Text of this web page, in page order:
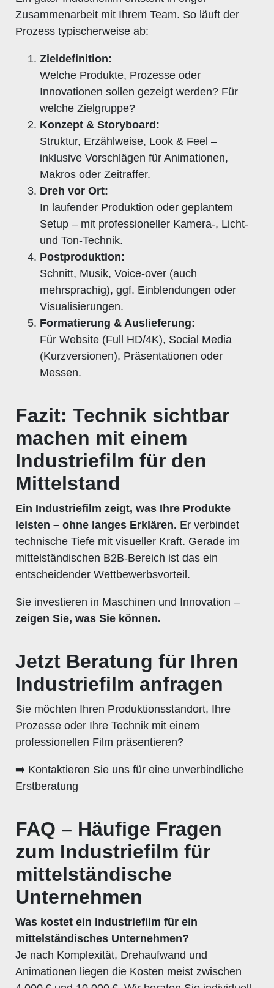
Zusammenarbeit mit Ihrem Team. So läuft der
Prozess typischerweise ab:
Zieldefinition:
Welche Produkte, Prozesse oder
Innovationen sollen gezeigt werden? Für
welche Zielgruppe?
Konzept & Storyboard:
Struktur, Erzählweise, Look & Feel –
inklusive Vorschlägen für Animationen,
Makros oder Zeitraffer.
Dreh vor Ort:
In laufender Produktion oder geplantem
Setup – mit professioneller Kamera-, Licht-
und Ton-Technik.
Postproduktion:
Schnitt, Musik, Voice-over (auch
mehrsprachig), ggf. Einblendungen oder
Visualisierungen.
Formatierung & Auslieferung:
Für Website (Full HD/4K), Social Media
(Kurzversionen), Präsentationen oder
Messen.
Fazit: Technik sichtbar
machen mit einem
Industriefilm für den
Mittelstand
Ein Industriefilm zeigt, was Ihre Produkte
leisten – ohne langes Erklären. Er verbindet
technische Tiefe mit visueller Kraft. Gerade im
mittelständischen B2B-Bereich ist das ein
entscheidender Wettbewerbsvorteil.
Sie investieren in Maschinen und Innovation –
zeigen Sie, was Sie können.
Jetzt Beratung für Ihren
Industriefilm anfragen
Sie möchten Ihren Produktionsstandort, Ihre
Prozesse oder Ihre Technik mit einem
professionellen Film präsentieren?
➡️ Kontaktieren Sie uns für eine unverbindliche
Erstberatung
FAQ – Häufige Fragen
zum Industriefilm für
mittelständische
Unternehmen
Was kostet ein Industriefilm für ein
mittelständisches Unternehmen?
Je nach Komplexität, Drehaufwand und
Animationen liegen die Kosten meist zwischen